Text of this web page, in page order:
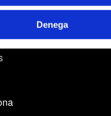
Denega
en xarxes socials